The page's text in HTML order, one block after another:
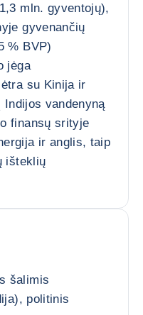
mln. gyventojų),
gyvenančių
% BVP)
jėga
su Kinija ir
vandenyną
finansų srityje
ir anglis, taip
išteklių
šalimis
politinis